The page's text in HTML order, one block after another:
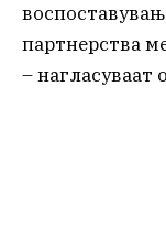
партнерства
–